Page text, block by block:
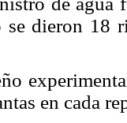
se dieron 18
en cada